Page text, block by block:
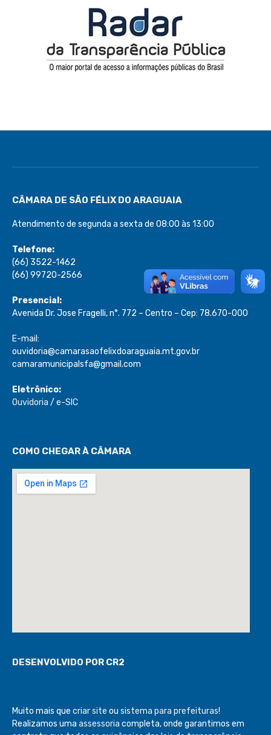
CÂMARA DE SÃO FÉLIX DO ARAGUAIA
Atendimento de segunda a sexta de 08:00 às 13:00
Telefone:
(66) 3522-1462
(66) 99720-2566
Presencial:
Avenida Dr. Jose Fragelli, n°. 772 – Centro – Cep: 78.670-000
E-mail:
ouvidoria@camarasaofelixdoaraguaia.mt.gov.br
camaramunicipalsfa@gmail.com
Eletrônico:
Ouvidoria / e-SIC
COMO CHEGAR À CÂMARA
DESENVOLVIDO POR CR2
Muito mais que criar site ou sistema para prefeituras!
Realizamos uma assessoria completa, onde garantimos em